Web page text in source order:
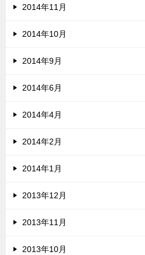
2014年11月
2014年10月
2014年9月
2014年6月
2014年4月
2014年2月
2014年1月
2013年12月
2013年11月
2013年10月